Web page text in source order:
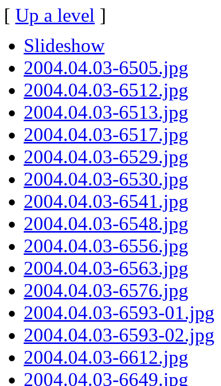
[ Up a level ]
Slideshow
2004.04.03-6505.jpg
2004.04.03-6512.jpg
2004.04.03-6513.jpg
2004.04.03-6517.jpg
2004.04.03-6529.jpg
2004.04.03-6530.jpg
2004.04.03-6541.jpg
2004.04.03-6548.jpg
2004.04.03-6556.jpg
2004.04.03-6563.jpg
2004.04.03-6576.jpg
2004.04.03-6593-01.jpg
2004.04.03-6593-02.jpg
2004.04.03-6612.jpg
2004.04.03-6649.jpg